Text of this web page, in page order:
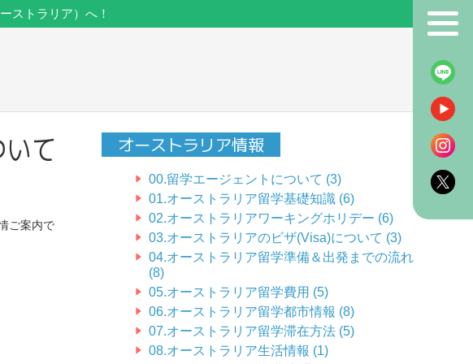
ストラリア）へ！
て
ご案内で
オーストラリア情報
00.留学エージェントについて (3)
01.オーストラリア留学基礎知識 (6)
02.オーストラリアワーキングホリデー (6)
03.オーストラリアのビザ(Visa)について (3)
04.オーストラリア留学準備＆出発までの流れ
(8)
05.オーストラリア留学費用 (5)
06.オーストラリア留学都市情報 (8)
07.オーストラリア留学滞在方法 (5)
08.オーストラリア生活情報 (1)